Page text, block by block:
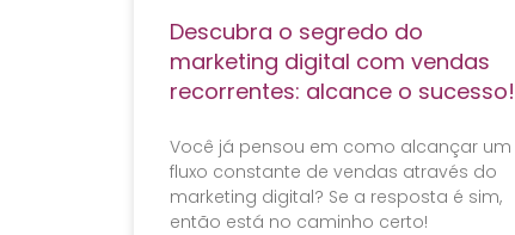
Descubra o segredo do
marketing digital com vendas
recorrentes: alcance o sucesso!
Você já pensou em como alcançar um
fluxo constante de vendas através do
marketing digital? Se a resposta é sim,
então está no caminho certo!